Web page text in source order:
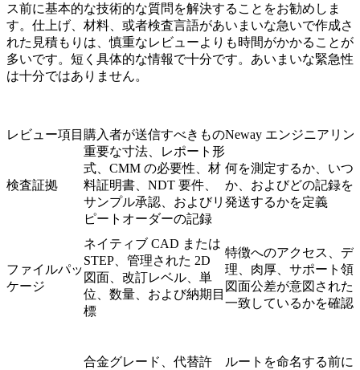
ス前に基本的な技術的な質問を解決することをお勧めしま
す。仕上げ、材料、或者検査言語があいまいな急いで作成さ
れた見積もりは、慎重なレビューよりも時間がかかることが
多いです。短く具体的な情報で十分です。あいまいな緊急性
は十分ではありません。
レビュー項目 購入者が送信すべきものNeway エンジニアリン
検査証拠
重要な寸法、レポート形
式、CMM の必要性、材
料証明書、NDT 要件、
サンプル承認、およびリ
ピートオーダーの記録
何を測定するか、いつ
か、およびどの記録を
発送するかを定義
ファイルパッ
ケージ
ネイティブ CAD または
STEP、管理された 2D
図面、改訂レベル、単
位、数量、および納期目
標
特徴へのアクセス、デ
理、肉厚、サポート領
図面公差が意図された
一致しているかを確認
合金グレード、代替許
ルートを命名する前に